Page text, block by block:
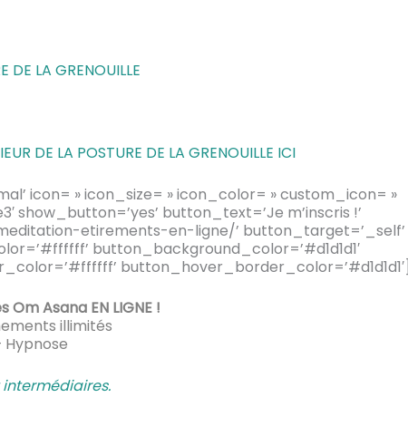
DE LA GRENOUILLE
DE LA POSTURE DE LA GRENOUILLE ICI
icon= » icon_size= » icon_color= » custom_icon= »
show_button=’yes’ button_text=’Je m’inscris !’
etirements-en-ligne/’ button_target=’_self’
button_background_color=’#d1d1d1′
button_hover_border_color=’#d1d1d1′]
Asana EN LIGNE !
illimités
Hypnose
s.